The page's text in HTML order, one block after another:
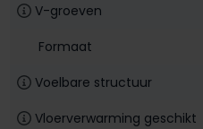
V-groeven
Formaat
Voelbare structuur
Vloerverwarming geschikt